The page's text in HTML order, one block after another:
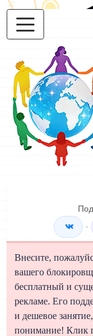
•
Внесите,
вашего
бесплатный и
рекламе. Его
и дешевое
понимание! Клик